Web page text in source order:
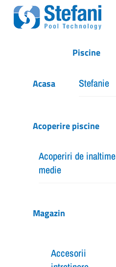
Menu
Acasa
Piscine
Stefanie
Acoperire piscine
Acoperiri de inaltime
medie
Magazin
Accesorii